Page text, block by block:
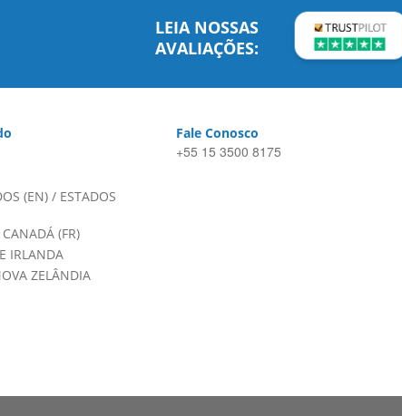
LEIA NOSSAS
AVALIAÇÕES:
(EN)/ ESTADOS
CANADÁ (FR)
IRLANDA
ZELÂNDIA
Fale Conosco
+55 15 3500 8175